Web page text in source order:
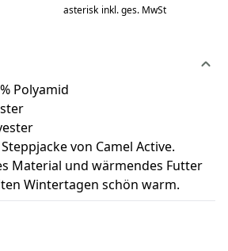
asterisk inkl. ges. MwSt
Polyamid
von Camel Active.
Material und wärmendes Futter
Wintertagen schön warm.